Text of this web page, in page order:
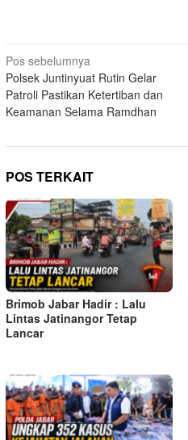
Navigasi
pos
Pos sebelumnya
Polsek Juntinyuat Rutin Gelar
Patroli Pastikan Ketertiban dan
Keamanan Selama Ramdhan
POS TERKAIT
Brimob Jabar Hadir : Lalu
Lintas Jatinangor Tetap
Lancar